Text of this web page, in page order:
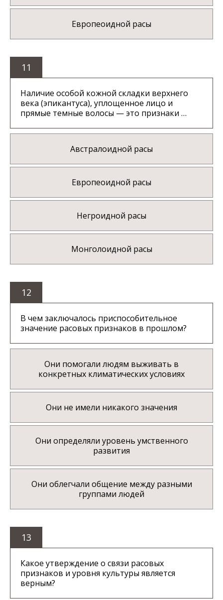
Европеоидной расы
11
Наличие особой кожной складки верхнего
века (эпикантуса), уплощенное лицо и
прямые темные волосы — это признаки …
Австралоидной расы
Европеоидной расы
Негроидной расы
Монголоидной расы
12
В чем заключалось приспособительное
значение расовых признаков в прошлом?
Они помогали людям выживать в
конкретных климатических условиях
Они не имели никакого значения
Они определяли уровень умственного
развития
Они облегчали общение между разными
группами людей
13
Какое утверждение о связи расовых
признаков и уровня культуры является
верным?